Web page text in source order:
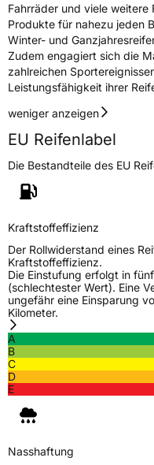
Fahrräder und viele
Produkte für nahezu jeden
Winter- und
Zudem engagiert sich die
zahlreichen
Leistungsfähigkeit ihrer
weniger anzeigen
EU Reifenlabel
Die Bestandteile des EU
Kraftstoffeffizienz
Der Rollwiderstand eines
Kraftstoffeffizienz.
Die Einstufung erfolgt in
(schlechtester Wert). Eine
ungefähr eine Einsparung
Kilometer.
A
B
C
D
E
Nasshaftung